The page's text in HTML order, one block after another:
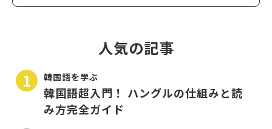
人気の記事
韓国語を学ぶ
韓国語超入門！ ハングルの仕組みと読
み方完全ガイド